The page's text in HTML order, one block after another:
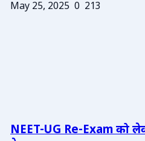
May 25, 2025 0 213
NEET-UG Re-Exam को